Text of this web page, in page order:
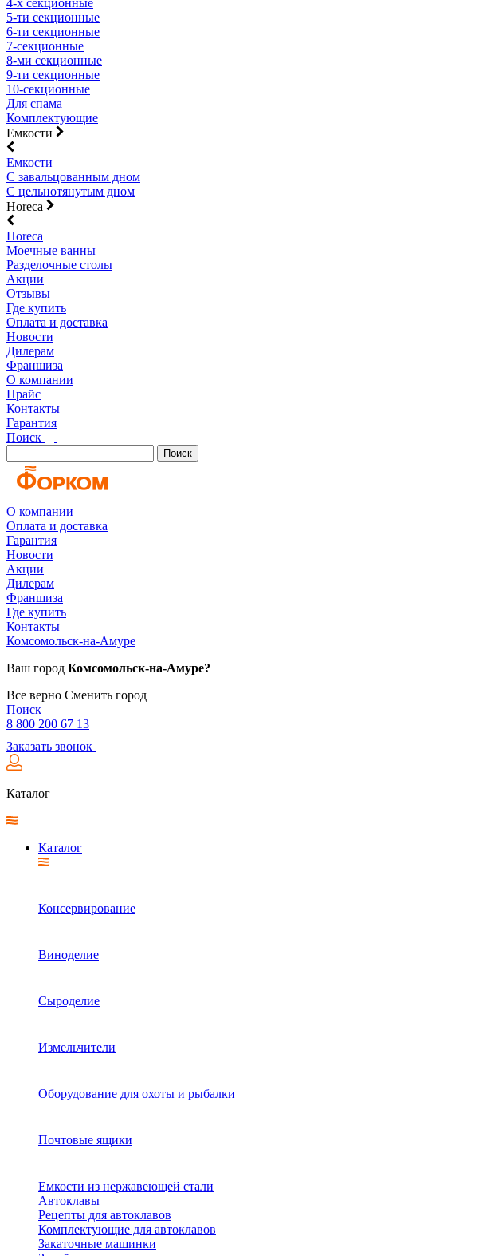
4-х секционные
5-ти секционные
6-ти секционные
7-секционные
8-ми секционные
9-ти секционные
10-секционные
Для спама
Комплектующие
Емкости
Емкости
С завальцованным дном
С цельнотянутым дном
Horeca
Horeca
Моечные ванны
Разделочные столы
Акции
Отзывы
Где купить
Оплата и доставка
Новости
Дилерам
Франшиза
О компании
Прайс
Контакты
Гарантия
Поиск
Поиск
О компании
Оплата и доставка
Гарантия
Новости
Акции
Дилерам
Франшиза
Где купить
Контакты
Комсомольск-на-Амуре
Ваш город Комсомольск-на-Амуре?
Все верно Сменить город
Поиск
8 800 200 67 13
Заказать звонок
Каталог
Каталог
Консервирование
Виноделие
Сыроделие
Измельчители
Оборудование для охоты и рыбалки
Почтовые ящики
Емкости из нержавеющей стали
Автоклавы
Рецепты для автоклавов
Комплектующие для автоклавов
Закаточные машинки